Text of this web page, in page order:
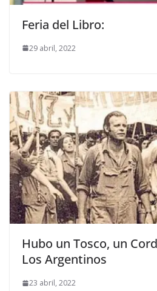
Feria del Libro:
29 abril, 2022
Hubo un Tosco, un
Los Argentinos
23 abril, 2022